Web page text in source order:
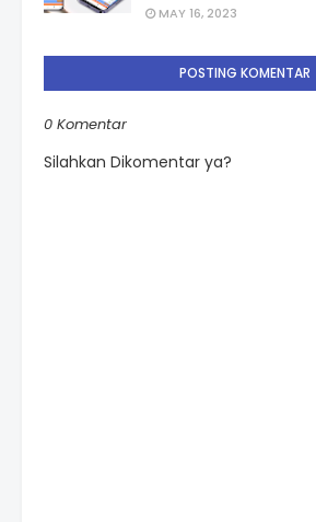
MAY 16, 2023
POSTING KOMENTAR
0 Komentar
Silahkan Dikomentar ya?